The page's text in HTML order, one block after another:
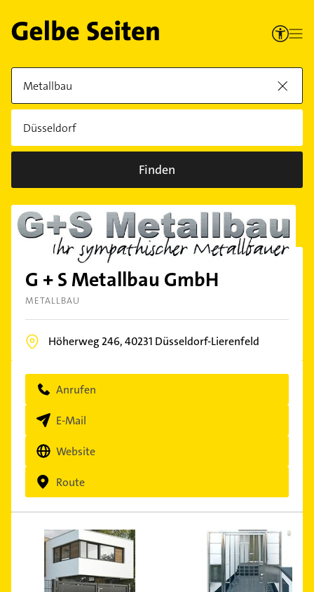
Finden
G + S Metallbau GmbH
METALLBAU
Höherweg 246,40231 Düsseldorf-Lierenfeld
Anrufen
E-Mail
Website
Route